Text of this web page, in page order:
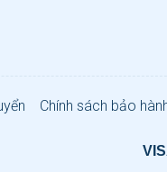
Chính sách bảo